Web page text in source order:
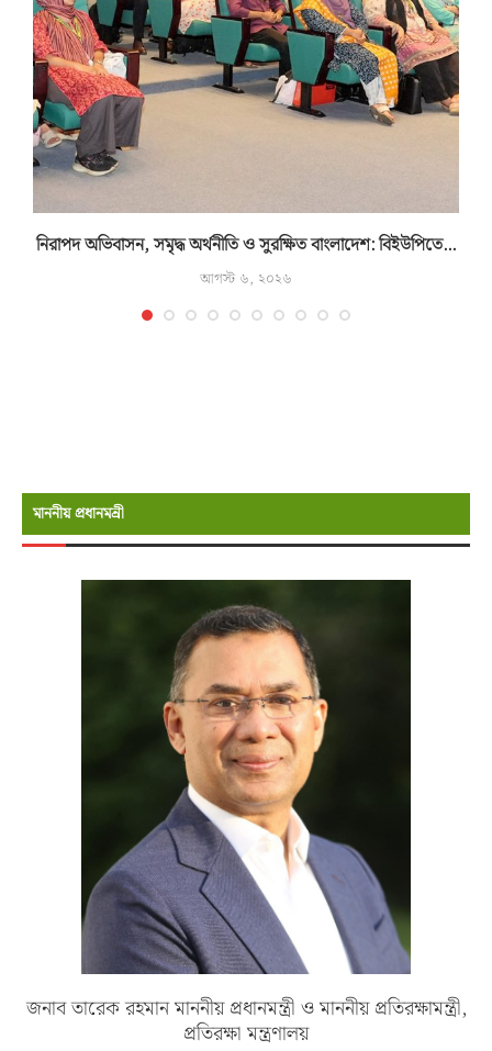
নিরাপদ অভিবাসন, সমৃদ্ধ অর্থনীতি ও সুরক্ষিত বাংলাদেশ: বিইউপিতে...
আগস্ট ৬, ২০২৬
মাননীয় প্রধানমন্রী
জনাব তারেক রহমান মাননীয় প্রধানমন্ত্রী ও মাননীয় প্রতিরক্ষামন্ত্রী,
প্রতিরক্ষা মন্ত্রণালয়